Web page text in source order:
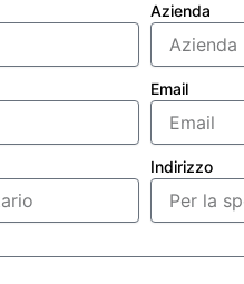
Azienda
Email
Indirizzo